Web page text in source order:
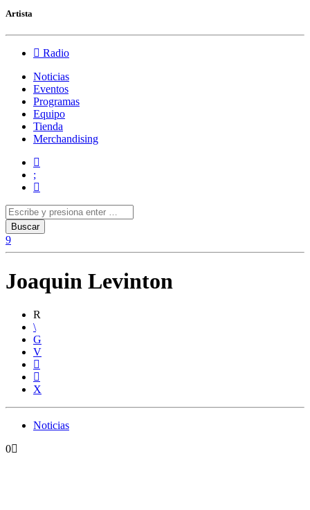
Artista
Radio
Noticias
Eventos
Programas
Equipo
Tienda
Merchandising
Joaquin Levinton
Noticias
0